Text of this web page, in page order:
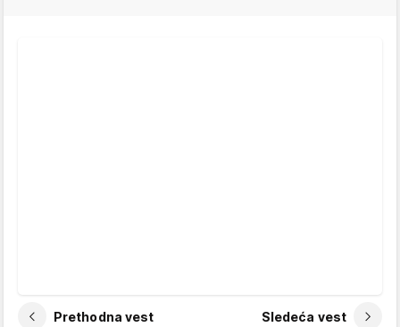
Prethodna vest Sledeća vest